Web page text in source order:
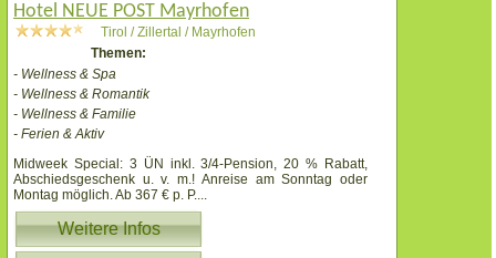
Hotel NEUE POST Mayrhofen
Tirol / Zillertal / Mayrhofen
Themen:
- Wellness & Spa
- Wellness & Romantik
- Wellness & Familie
- Ferien & Aktiv
Midweek Special: 3 ÜN inkl. 3/4-Pension, 20 % Rabatt,
Abschiedsgeschenk u. v. m.! Anreise am Sonntag oder
Montag möglich. Ab 367 € p. P....
Weitere Infos